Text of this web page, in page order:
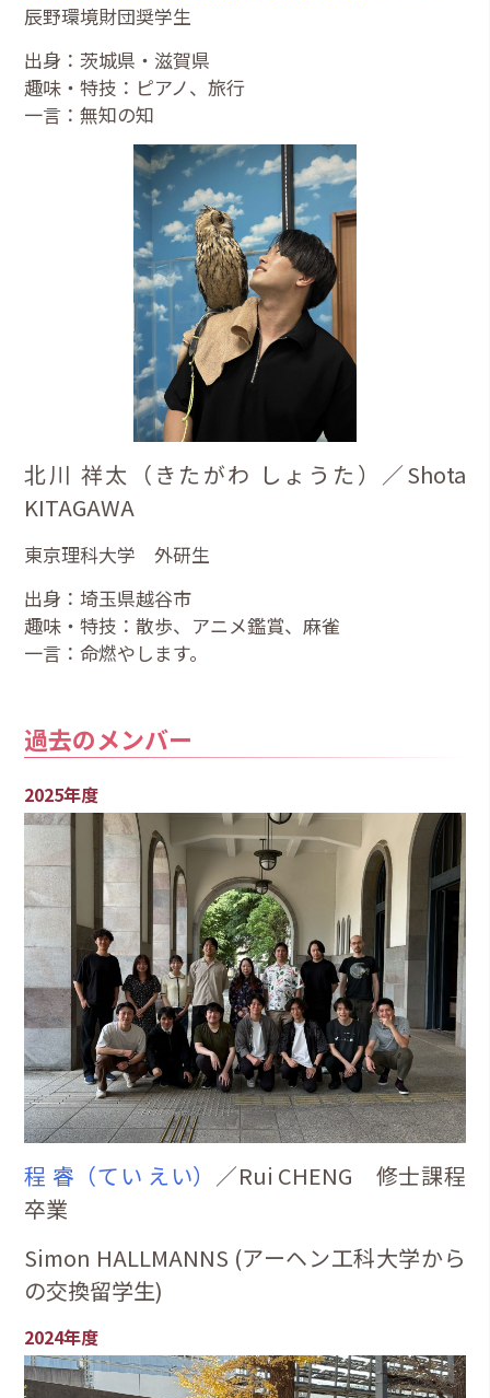
辰野環境財団奨学生
出身：茨城県・滋賀県
趣味・特技：ピアノ、旅行
一言：無知の知
北川 祥太（きたがわ しょうた）／Shota
KITAGAWA
東京理科大学 外研生
出身：埼玉県越谷市
趣味・特技：散歩、アニメ鑑賞、麻雀
一言：命燃やします。
過去のメンバー
2025年度
程 睿（てい えい） ／Rui CHENG 修士課程
卒業
Simon HALLMANNS (アーヘン工科大学から
の交換留学生)
2024年度